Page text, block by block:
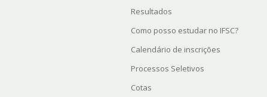
Resultados
Como posso estudar no IFSC?
Calendário de inscrições
Processos Seletivos
Cotas